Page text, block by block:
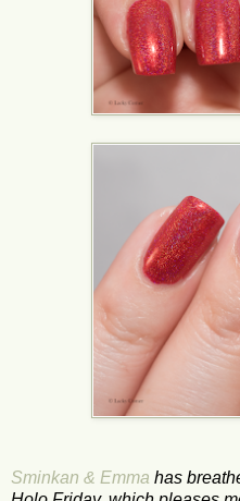
Sminkan & Emma has